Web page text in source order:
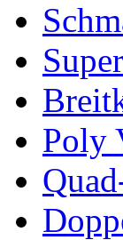
Poly